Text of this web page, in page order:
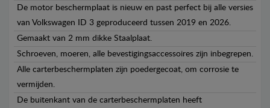
De motor beschermplaat is nieuw en past perfect bij alle versies
van Volkswagen ID 3 geproduceerd tussen 2019 en 2026.
Gemaakt van 2 mm dikke Staalplaat.
Schroeven, moeren, alle bevestigingsaccessoires zijn inbegrepen.
Alle carterbeschermplaten zijn poedergecoat, om corrosie te
vermijden.
De buitenkant van de carterbeschermplaten heeft